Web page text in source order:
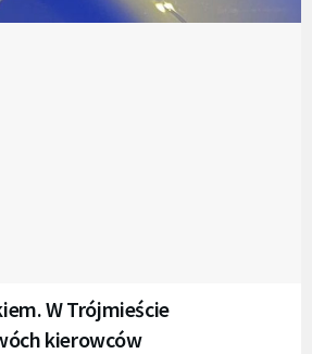
W Trójmieście
kierowców